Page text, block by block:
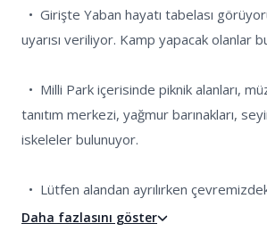
uyarısı veriliyor. Kamp yapacak olanlar
tanıtım merkezi, yağmur barınakları,
iskeleler bulunuyor.
•  Lütfen alandan ayrılırken
Daha fazlasını göster